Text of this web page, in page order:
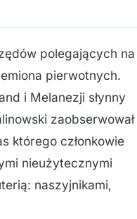
polegających na
pierwotnych.
i Melanezji słynny
zaobserwował
którego członkowie
nieużytecznymi
naszyjnikami,